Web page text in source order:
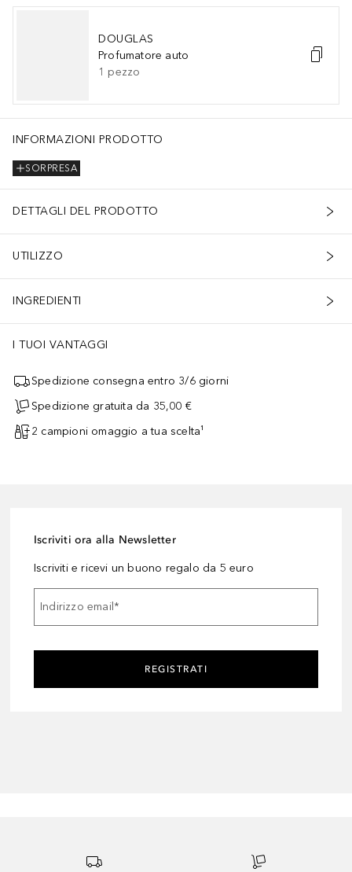
DOUGLAS
Profumatore auto
1 pezzo
INFORMAZIONI PRODOTTO
SORPRESA
DETTAGLI DEL PRODOTTO
UTILIZZO
INGREDIENTI
I TUOI VANTAGGI
Spedizione consegna entro 3/6 giorni
Spedizione gratuita da 35,00 €
2 campioni omaggio a tua scelta¹
Iscriviti ora alla Newsletter
Iscriviti e ricevi un buono regalo da 5 euro
Indirizzo email*
REGISTRATI